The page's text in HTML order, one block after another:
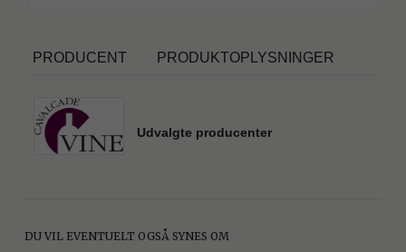
PRODUCENT PRODUKTOPLYSNINGER
Udvalgte producenter
DU VIL EVENTUELT OGSÅ SYNES OM